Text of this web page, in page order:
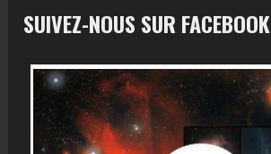
SUIVEZ-NOUS SUR FACEBOOK